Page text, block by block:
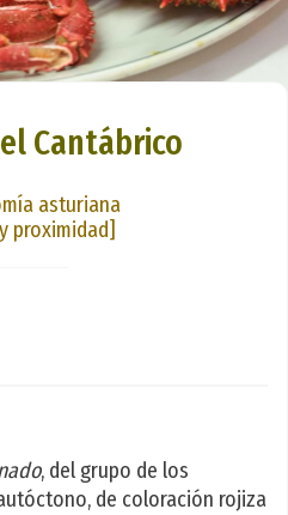
Cantábrico
asturiana
proximidad]
, del grupo de los
de coloración rojiza